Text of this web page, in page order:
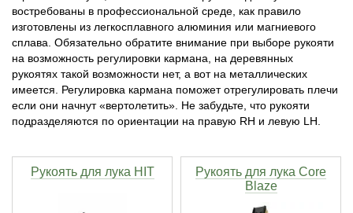
востребованы в профессиональной среде, как правило
изготовлены из легкосплавного алюминия или магниевого
сплава. Обязательно обратите внимание при выборе рукояти
на возможность регулировки кармана, на деревянных
рукоятях такой возможности нет, а вот на металлических
имеется. Регулировка кармана поможет отрегулировать плечи
если они начнут «вертолетить». Не забудьте, что рукояти
подразделяются по ориентации на правую RH и левую LH.
Рукоять для лука HIT
Рукоять для лука Core
Blaze
Тетивы и тросы для арбалетов
Натяжители для арбалетов
Подставки для лука
Ремни и петли
Тетива для лука, нити
Инсерты для арбалетных стрел
Инсерты для лучных стрел
Стрелы для арбалета
Тычковые ножи
Непальские кукри
Ножи тактические
Механические точилки для ножей
Паста для полировки ножей